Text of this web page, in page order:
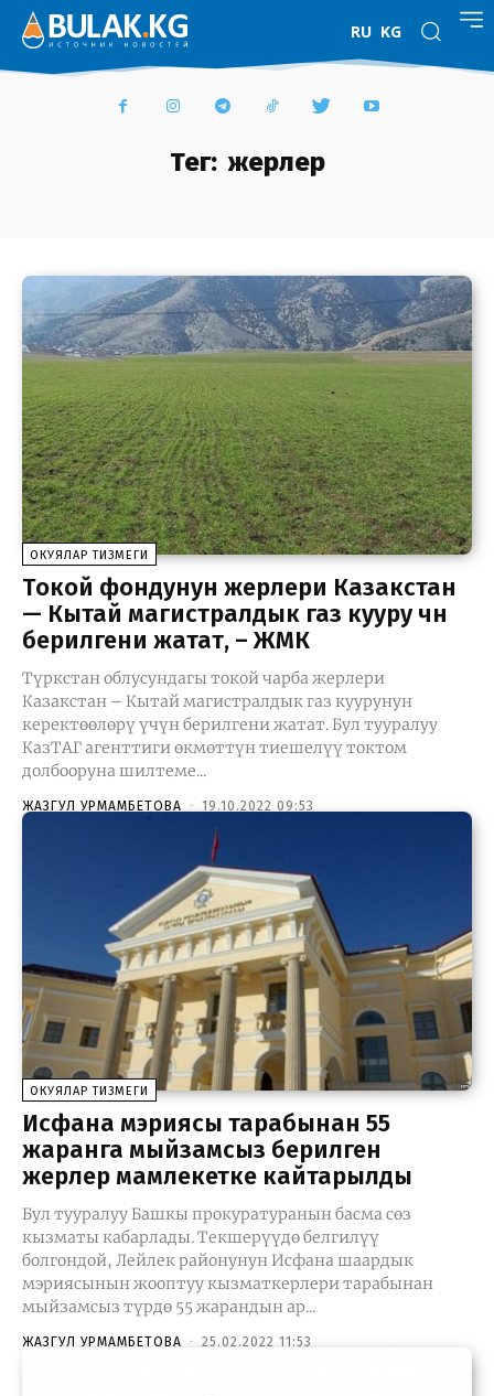
RU KG
Тег: жерлер
ОКУЯЛАР ТИЗМЕГИ
Токой фондунун жерлери Казакстан
— Кытай магистралдык газ кууру үчүн
берилгени жатат, – ЖМК
Түркстан облусундагы токой чарба жерлери
Казакстан – Кытай магистралдык газ куурунун
керектөөлөрү үчүн берилгени жатат. Бул тууралуу
КазТАГ агенттиги өкмөттүн тиешелүү токтом
долбооруна шилтеме...
ЖАЗГУЛ УРМАМБЕТОВА - 19.10.2022 09:53
ОКУЯЛАР ТИЗМЕГИ
Исфана мэриясы тарабынан 55
жаранга мыйзамсыз берилген
жерлер мамлекетке кайтарылды
Бул тууралуу Башкы прокуратуранын басма сөз
кызматы кабарлады. Текшерүүдө белгилүү
болгондой, Лейлек районунун Исфана шаардык
мэриясынын жооптуу кызматкерлери тарабынан
мыйзамсыз түрдө 55 жарандын ар...
ЖАЗГУЛ УРМАМБЕТОВА - 25.02.2022 11:53